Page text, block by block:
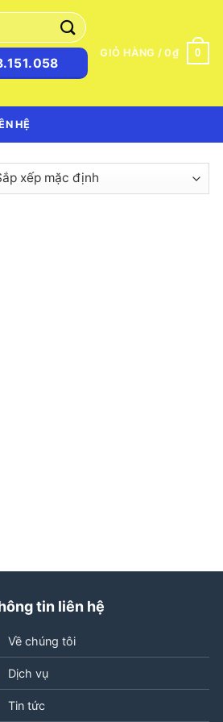
GIỎ HÀNG /0₫ 0
HỆ
tin liên hệ
Về chúng tôi
Dịch vụ
Tin tức